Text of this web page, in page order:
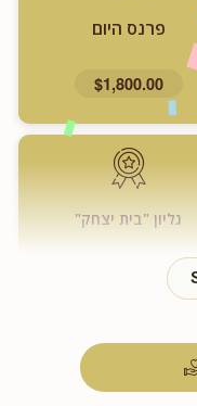
פרנס היום
$1,800.00
גליון "בית יצחק"